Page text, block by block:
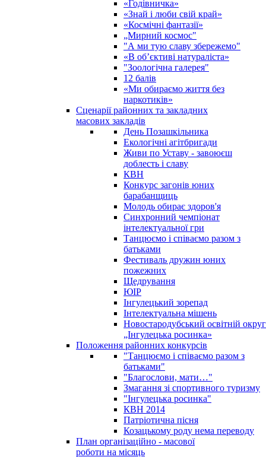
«Годівничка»
«Знай і люби свій край»
«Космічні фантазії»
„Мирний космос"
"А ми тую славу збережемо"
«В об’єктиві натураліста»
"Зоологічна галерея"
12 балів
«Ми обираємо життя без
наркотиків»
Сценарії районних та закладних
масових закладів
День Позашкільника
Екологічні агітбригади
Живи по Уставу - завоюєш
доблесть і славу
КВН
Конкурс загонів юних
барабанщиць
Молодь обирає здоров'я
Синхронний чемпіонат
інтелектуальної гри
Танцюємо і співаємо разом з
батьками
Фестиваль дружин юних
пожежних
Щедрування
ЮІР
Інгулецький зорепад
Інтелектуальна мішень
Новостародубський освітній округ
„Інгулецька росинка»
Положення районних конкурсів
"Танцюємо і співаємо разом з
батьками"
"Благослови, мати…"
Змагання зі спортивного туризму
"Інгулецька росинка"
КВН 2014
Патріотична пісня
Козацькому роду нема переводу
План організаційно - масової
роботи на місяць